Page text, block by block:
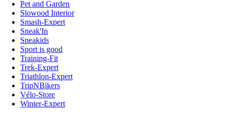
Pet and Garden
Slowood Interior
Smash-Expert
Sneak'In
Sneakids
Sport is good
Training-Fit
Trek-Expert
Triathlon-Expert
TripNBikers
Vélo-Store
Winter-Expert